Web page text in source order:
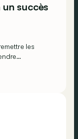
un succès
les